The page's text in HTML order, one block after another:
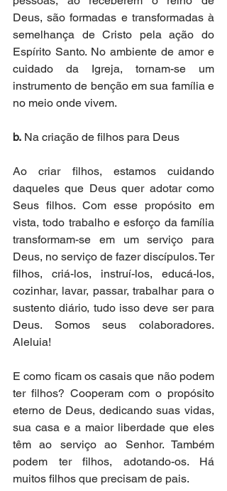
Deus, são formadas e transformadas à
semelhança de Cristo pela ação do
Espírito Santo. No ambiente de amor e
cuidado da Igreja, tornam-se um
instrumento de benção em sua família e
no meio onde vivem.
b. Na criação de filhos para Deus
Ao criar filhos, estamos cuidando
daqueles que Deus quer adotar como
Seus filhos. Com esse propósito em
vista, todo trabalho e esforço da família
transformam-se em um serviço para
Deus, no serviço de fazer discípulos. Ter
filhos, criá-los, instruí-los, educá-los,
cozinhar, lavar, passar, trabalhar para o
sustento diário, tudo isso deve ser para
Deus. Somos seus colaboradores.
Aleluia!
E como ficam os casais que não podem
ter filhos? Cooperam com o propósito
eterno de Deus, dedicando suas vidas,
sua casa e a maior liberdade que eles
têm ao serviço ao Senhor. Também
podem ter filhos, adotando-os. Há
muitos filhos que precisam de pais.